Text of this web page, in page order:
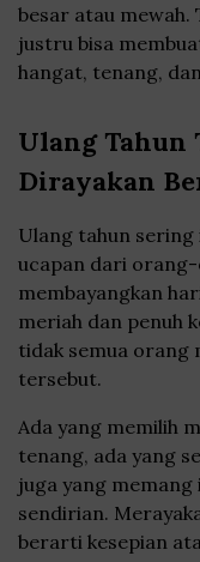
besar atau mewah.
justru bisa
hangat, tenang,
Ulang Tahun
Dirayakan
Ulang tahun sering
ucapan dari
membayangkan
meriah dan penuh
tidak semua orang
tersebut.
Ada yang memilih
tenang, ada yang
juga yang
sendirian.
berarti kesepian